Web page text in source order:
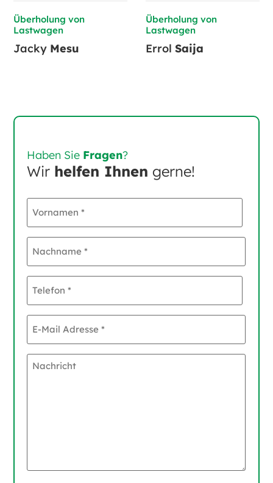
Überholung von
Lastwagen
Jacky Mesu
Überholung von
Lastwagen
Errol Saija
Haben Sie Fragen?
Wir helfen Ihnen gerne!
Vornamen
Nachname
Telefon
E-
Mail
Nachricht